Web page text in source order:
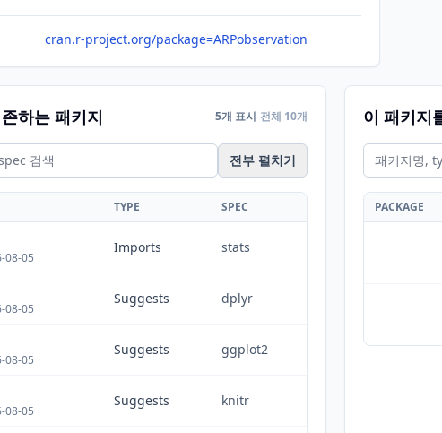
cran.r-project.org/package=ARPobservation
하는 패키지 5개 표시 전체 10개
전부 펼치기
TYPE SPEC
08-05
Imports stats
08-05
Suggests dplyr
08-05
Suggests ggplot2
08-05
Suggests knitr
이 패키지
PACKAGE